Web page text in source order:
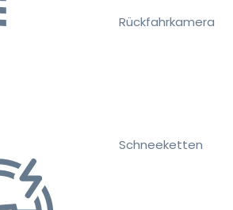
Rückfahrkamera
Schneeketten